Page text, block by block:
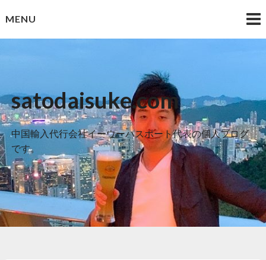
toMENU
satodaisuke.com
中国輸入代行会社イーウーパスポート代表の個人ブログ
です。